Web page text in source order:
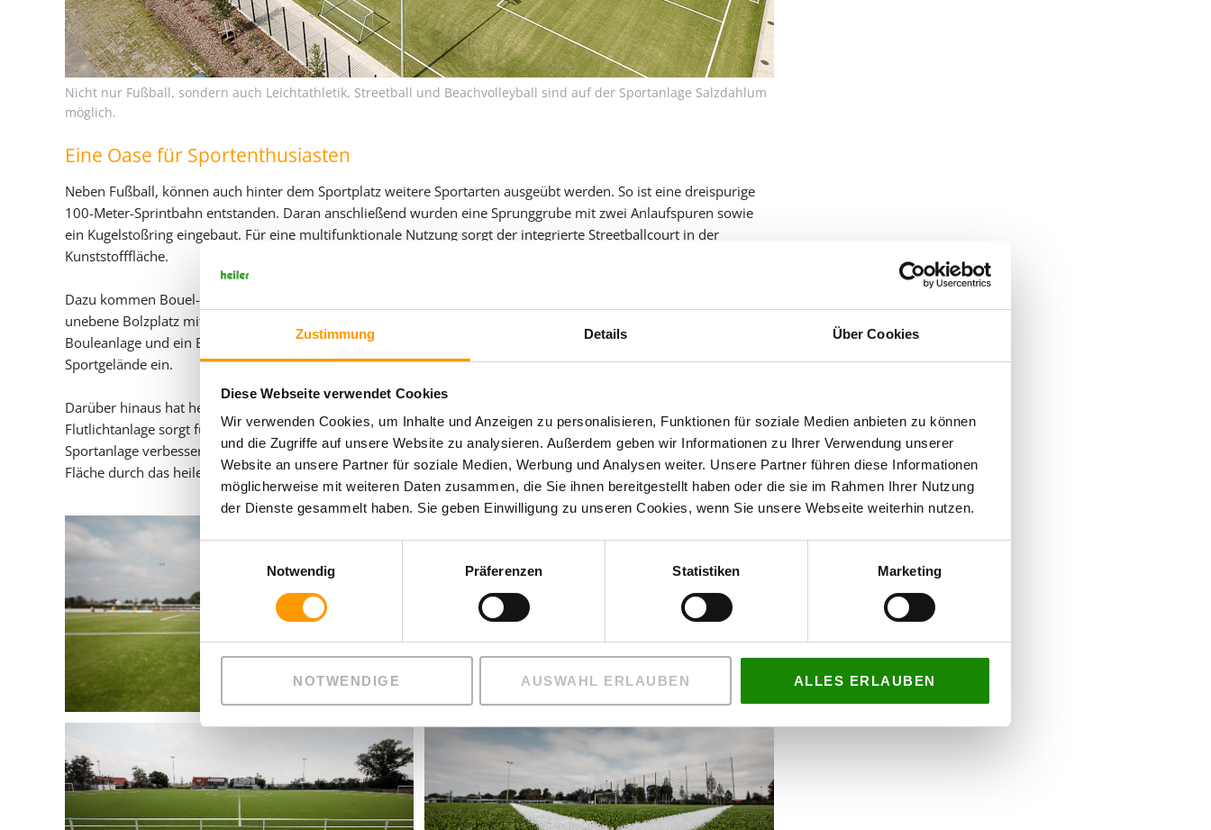
Zustimmung Details Über Cookies
Diese Webseite verwendet Cookies
Wir verwenden Cookies, um Inhalte und Anzeigen zu personalisieren, Funktionen für soziale Medien anbieten zu können
und die Zugriffe auf unsere Website zu analysieren. Außerdem geben wir Informationen zu Ihrer Verwendung unserer
Website an unsere Partner für soziale Medien, Werbung und Analysen weiter. Unsere Partner führen diese Informationen
möglicherweise mit weiteren Daten zusammen, die Sie ihnen bereitgestellt haben oder die sie im Rahmen Ihrer Nutzung
der Dienste gesammelt haben. Sie geben Einwilligung zu unseren Cookies, wenn Sie unsere Webseite weiterhin nutzen.
Notwendig
Präferenzen Statistiken Marketing
NOTWENDIGE AUSWAHL ERLAUBEN ALLES ERLAUBEN
Nicht nur Fußball, sondern auch Leichtathletik, Streetball und Beachvolleyball sind auf der Sportanlage Salzdahlum
möglich.
Eine Oase für Sportenthusiasten
Neben Fußball, können auch hinter dem Sportplatz weitere Sportarten ausgeübt werden. So ist eine dreispurige
100-Meter-Sprintbahn entstanden. Daran anschließend wurden eine Sprunggrube mit zwei Anlaufspuren sowie
ein Kugelstoßring eingebaut. Für eine multifunktionale Nutzung sorgt der integrierte Streetballcourt in der
Kunststofffläche.
Dazu kommen Bouel- und Volleyball-Fans ebenfalls nicht zu kurz auf der Anlage der Salzdahlumer. Der ehemals
unebene Bolzplatz mit Tennenbelag überzeugt heute mit einem belastbaren Naturrasen. Die bereits vorhandene
Bouleanlage und ein Beachvolleyballfeld wurden erhalten und fügen sich nahtlos in das neu gestaltete
Sportgelände ein.
Darüber hinaus hat heiler sämtliche Pflasterflächen, Zaunanlagen sowie Barrieren neu angelegt. Die neue LED-
Flutlichtanlage sorgt für eine optimale Nutzung auch in den späteren Abendstunden. Den Gesamteindruck der
Sportanlage verbessern 34 eingepflanzte Bäume, über 200 Sträucher und Naturrasenflächen, die um die gesamte
Fläche durch das heiler-Team gepflanzt bzw. eingesät worden sind.